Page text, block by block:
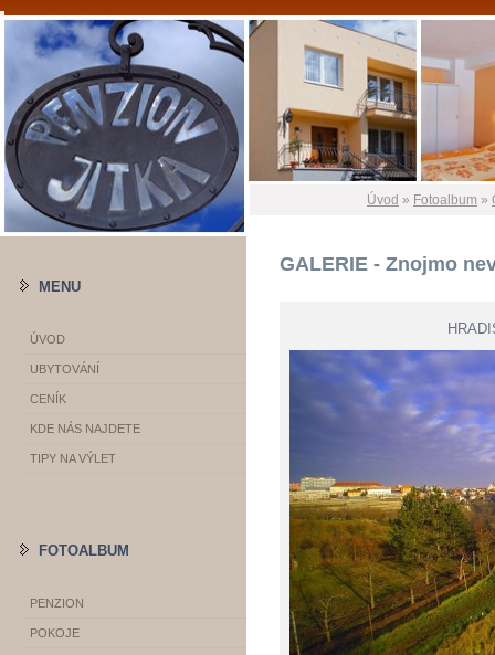
Úvod » Fotoalbum »
GALERIE - Znojmo
MENU
ÚVOD
UBYTOVÁNÍ
CENÍK
KDE NÁS NAJDETE
TIPY NA VÝLET
FOTOALBUM
PENZION
POKOJE